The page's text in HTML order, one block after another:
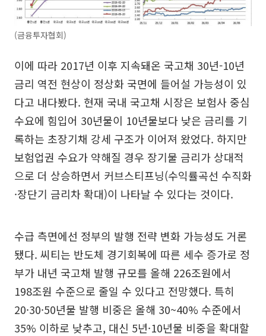
(금융투자협회)
이에 따라 2017년 이후 지속돼온 국고채 30년-10년
금리 역전 현상이 정상화 국면에 들어설 가능성이 있
다고 내다봤다. 현재 국내 국고채 시장은 보험사 중심
수요에 힘입어 30년물이 10년물보다 낮은 금리를 기
록하는 초장기채 강세 구조가 이어져 왔었다. 하지만
보험업권 수요가 약해질 경우 장기물 금리가 상대적
으로 더 상승하면서 커브스티프닝(수익률곡선 수직화
·장단기 금리차 확대)이 나타날 수 있다는 것이다.
수급 측면에선 정부의 발행 전략 변화 가능성도 거론
됐다. 씨티는 반도체 경기회복에 따른 세수 증가로 정
부가 내년 국고채 발행 규모를 올해 226조원에서
198조원 수준으로 줄일 수 있다고 전망했다. 특히
20·30·50년물 발행 비중은 올해 30~40% 수준에서
35% 이하로 낮추고, 대신 5년·10년물 비중을 확대할